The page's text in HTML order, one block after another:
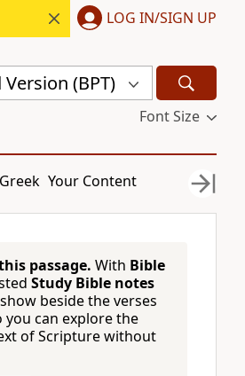
Start free. LOG IN/SIGN UP
(BPT)
Font Size
Your Content
passage. With Bible
Study Bible notes
beside the verses
can explore the
of Scripture without